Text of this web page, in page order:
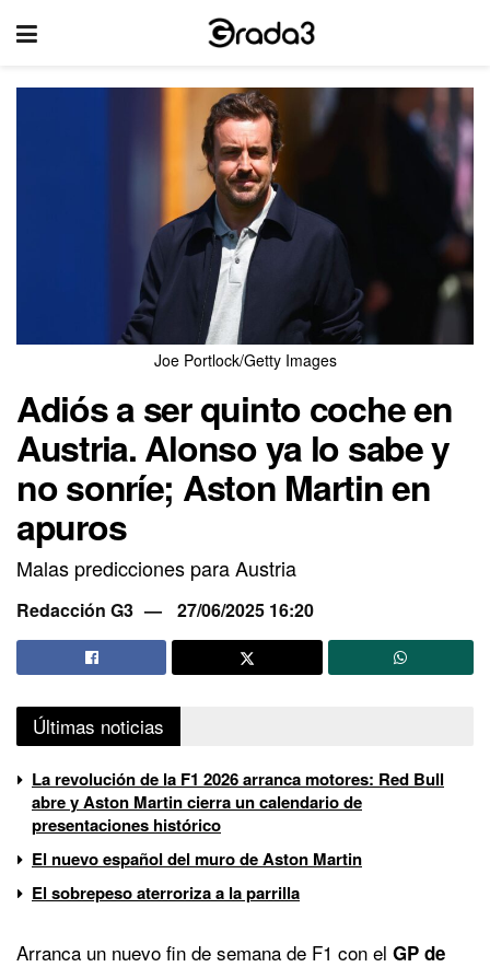
Joe Portlock/Getty Images
Adiós a ser quinto coche en
Austria. Alonso ya lo sabe y
no sonríe; Aston Martin en
apuros
Malas predicciones para Austria
Redacción G3 27/06/2025 16:20
Últimas noticias
La revolución de la F1 2026 arranca motores: Red Bull
abre y Aston Martin cierra un calendario de
presentaciones histórico
El nuevo español del muro de Aston Martin
El sobrepeso aterroriza a la parrilla
Arranca un nuevo fin de semana de F1 con el GP de